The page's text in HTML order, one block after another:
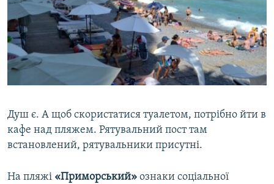
Душ є. А щоб скористатися туалетом, потрібно йти в
кафе над пляжем. Рятувальний пост там
встановлений, рятувальники присутні.
На пляжі «Приморський» ознаки соціальної